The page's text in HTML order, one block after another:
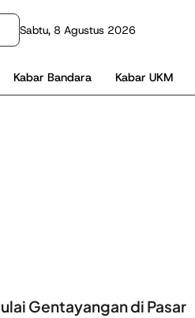
Sabtu, 8 Agustus 2026
Kabar Bandara Kabar UKM
Gentayangan di Pasar